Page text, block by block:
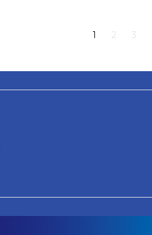
1 2 3